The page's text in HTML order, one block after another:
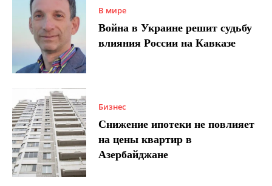
В мире
Война в Украине решит судьбу
влияния России на Кавказе
Бизнес
Снижение ипотеки не повлияет
на цены квартир в
Азербайджане